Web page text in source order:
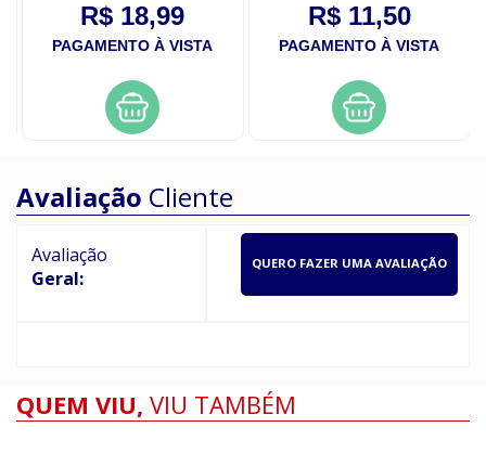
R$ 18,99
PAGAMENTO À VISTA
R$ 11,50
PAGAMENTO À VISTA
Avaliação Cliente
Avaliação
Geral:
QUERO FAZER UMA AVALIAÇÃO
QUEM VIU, VIU TAMBÉM